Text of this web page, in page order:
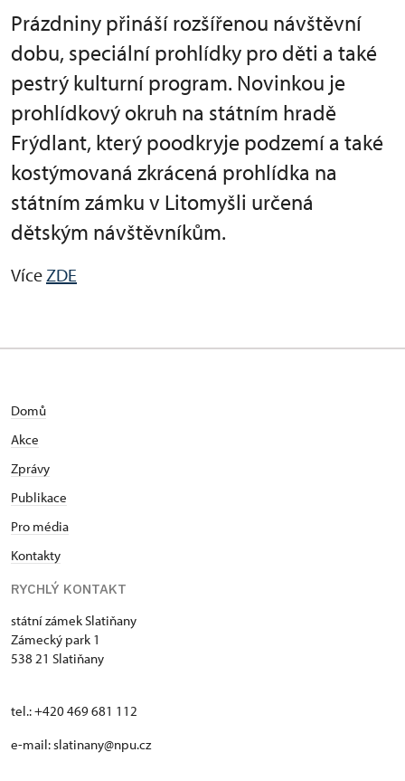
Prázdniny přináší rozšířenou návštěvní
dobu, speciální prohlídky pro děti a také
pestrý kulturní program. Novinkou je
prohlídkový okruh na státním hradě
Frýdlant, který poodkryje podzemí a také
kostýmovaná zkrácená prohlídka na
státním zámku v Litomyšli určená
dětským návštěvníkům.
VíceZDE
Domů
Akce
Zprávy
Publikace
Pro média
Kontakty
RYCHLÝ KONTAKT
státní zámek Slatiňany
Zámecký park 1
538 21 Slatiňany
tel.: +420 469 681 112
e-mail: slatinany@npu.cz